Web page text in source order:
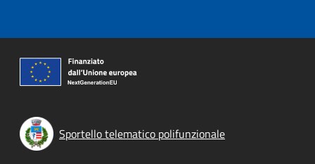
Sportello telematico polifunzionale